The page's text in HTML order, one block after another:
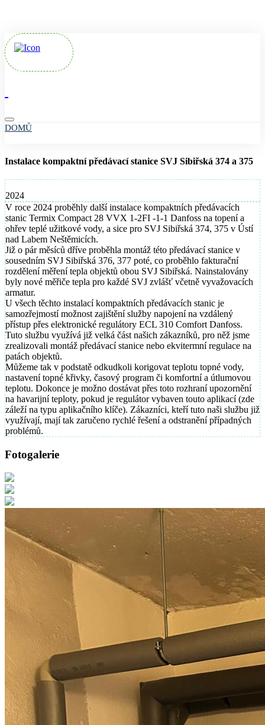
DOMŮ
Instalace kompaktní předávací stanice SVJ Sibiřská 374 a 375
2024
V roce 2024 proběhly další instalace kompaktních předávacích
stanic Termix Compact 28 VVX 1-2FI -1-1 Danfoss na topení a
ohřev teplé užitkové vody, a sice pro SVJ Sibiřská 374, 375 v Ústí
nad Labem Neštěmicích.
Již o pár měsíců dříve proběhla montáž této předávací stanice v
sousedním SVJ Sibiřská 376, 377 poté, co proběhlo fakturační
rozdělení měření tepla objektů obou SVJ Sibiřská. Nainstalovány
byly nové měřiče tepla pro každé SVJ zvlášť včetně vyvažovacích
armatur.
U všech těchto instalací kompaktních předávacích stanic je
samozřejmostí možnost zajištění služby napojení na vzdálený
přístup přes elektronické regulátory ECL 310 Comfort Danfoss.
Tuto službu využívá již velká část našich zákazníků, pro něž jsme
zrealizovali montáž předávací stanice nebo ekvitermní regulace na
patách objektů.
Můžeme tak v podstatě odkudkoli korigovat teplotu topné vody,
nastavení topné křivky, časový program či komfortní a útlumovou
teplotu. Dokonce je možno dostávat přes toto rozhraní upozornění
na havarijní teploty, pokud je regulátor vybaven touto aplikací (zde
záleží na typu aplikačního klíče). Zákazníci, kteří tuto naši službu již
využívají, mají tak zaručeno rychlé řešení a odstranění případných
problémů.
Fotogalerie